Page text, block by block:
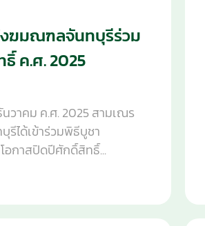
ฆมณฑลจันทบุรีร่วม
ค.ศ. 2025
วาคม ค.ศ. 2025 สามเณร
ได้เข้าร่วมพิธีบูชา
อกาสปิดปีศักดิ์สิทธิ์...